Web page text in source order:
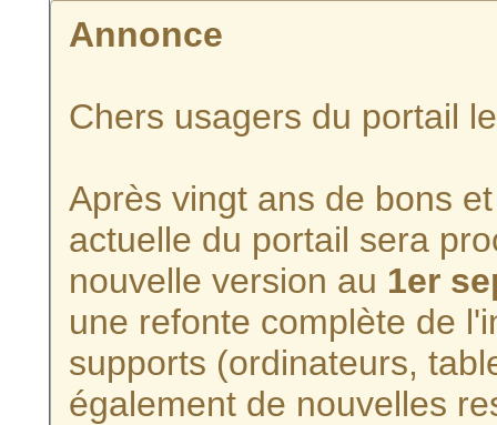
Annonce
Chers usagers du portail
Après vingt ans de bons
actuelle du portail sera
nouvelle version au 1er
une refonte complète de
supports (ordinateurs,
également de nouvelles